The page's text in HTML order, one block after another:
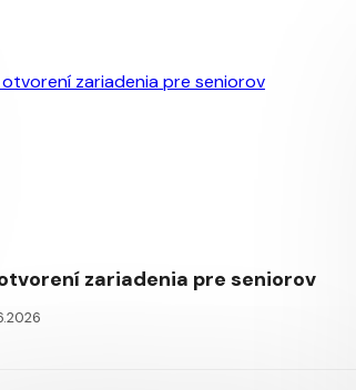
zariadenia pre seniorov